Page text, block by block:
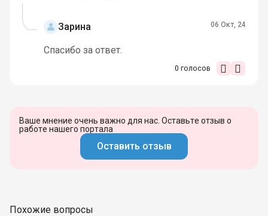
Зарина 06 Окт, 24
Спасибо за ответ.
0 голосов
Ваше мнение очень важно для нас. Оставьте отзыв о
работе нашего портала
Оставить отзыв
Похожие вопросы